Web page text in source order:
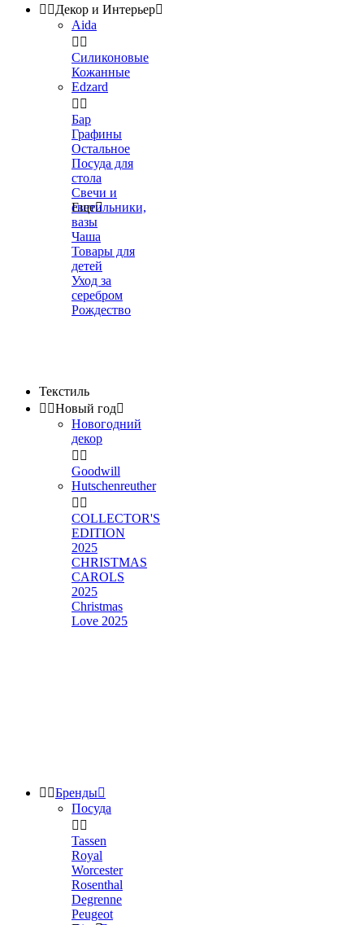
 Декор и Интерьер
Aida
 
Силиконовые
Кожанные
Edzard
 
Бар
Графины
Остальное
Посуда для
стола
Свечи и
светильники,
вазы
Чаша
Товары для
детей
Уход за
серебром
Рождество
Еще
Текстиль
 Новый год
Новогодний
декор
 
Goodwill
Hutschenreuther
 
COLLECTOR'S
EDITION
2025
CHRISTMAS
CAROLS
2025
Christmas
Love 2025
 Бренды
Посуда
 
Tassen
Royal
Worcester
Rosenthal
Degrenne
Peugeot